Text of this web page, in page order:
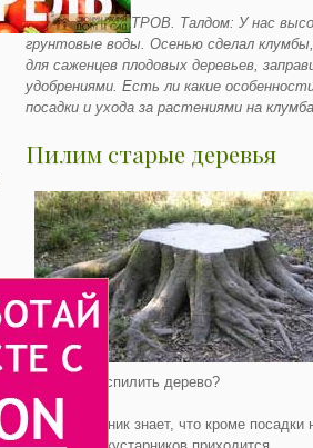
Анатолий БЫСТРОВ. Талдом: У нас
грунтовые воды. Осенью сделал
для саженцев плодовых деревьев,
удобрениями. Есть ли какие
посадки и ухода за растениями на
Пилим старые деревья
Вы решили спилить дерево?
Каждый дачник знает, что кроме посадки